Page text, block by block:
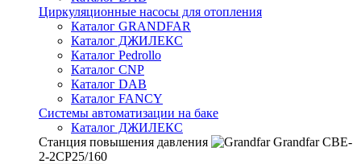
Циркуляционные насосы для отопления
Каталог GRANDFAR
Каталог ДЖИЛЕКС
Каталог Pedrollo
Каталог CNP
Каталог DAB
Каталог FANCY
Системы автоматизации на баке
Каталог ДЖИЛЕКС
Станция повышения давления
Grandfar CBE-
2-2CP25/160